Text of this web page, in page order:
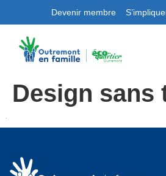
Devenir membre
Design sans